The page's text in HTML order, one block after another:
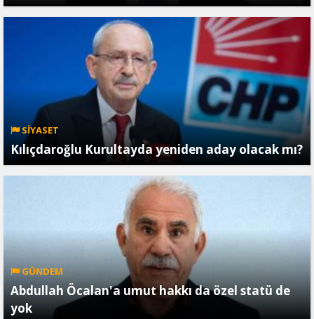
SİYASET
Kılıçdaroğlu Kurultayda yeniden aday olacak mı?
GÜNDEM
Abdullah Öcalan'a umut hakkı da özel statü de
yok